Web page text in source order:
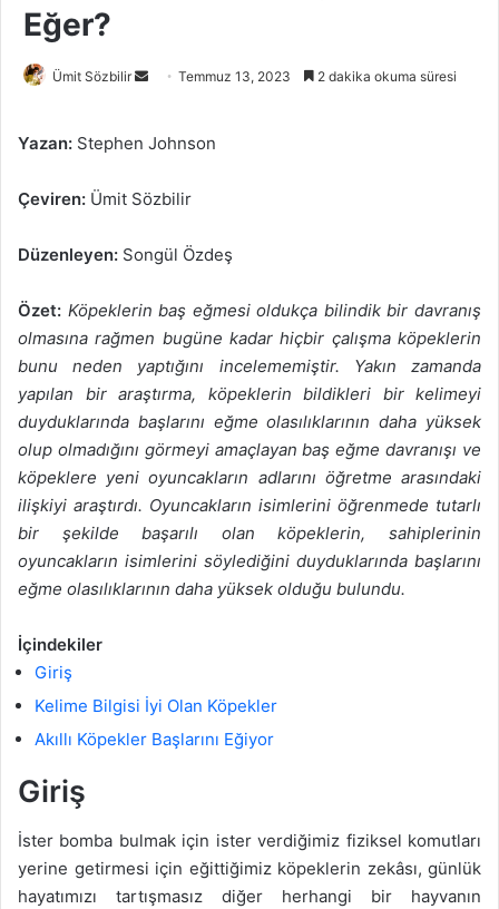
Eğer?
Ümit Sözbilir
Bir
göndermek
Temmuz 13, 2023 2 dakika okuma süresi
Yazan: Stephen Johnson
Çeviren: Ümit Sözbilir
Düzenleyen: Songül Özdeş
Özet: Köpeklerin baş eğmesi oldukça bilindik bir davranış
olmasına rağmen bugüne kadar hiçbir çalışma köpeklerin
bunu neden yaptığını incelememiştir. Yakın zamanda
yapılan bir araştırma, köpeklerin bildikleri bir kelimeyi
duyduklarında başlarını eğme olasılıklarının daha yüksek
olup olmadığını görmeyi amaçlayan baş eğme davranışı ve
köpeklere yeni oyuncakların adlarını öğretme arasındaki
ilişkiyi araştırdı. Oyuncakların isimlerini öğrenmede tutarlı
bir şekilde başarılı olan köpeklerin, sahiplerinin
oyuncakların isimlerini söylediğini duyduklarında başlarını
eğme olasılıklarının daha yüksek olduğu bulundu.
İçindekiler
Giriş
Kelime Bilgisi İyi Olan Köpekler
Akıllı Köpekler Başlarını Eğiyor
Giriş
İster bomba bulmak için ister verdiğimiz fiziksel komutları
yerine getirmesi için eğittiğimiz köpeklerin zekâsı, günlük
hayatımızı tartışmasız diğer herhangi bir hayvanın